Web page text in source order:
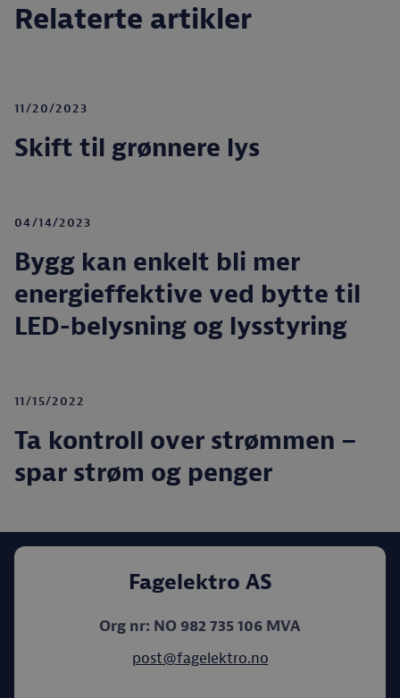
Relaterte artikler
11/20/2023
Skift til grønnere lys
04/14/2023
Bygg kan enkelt bli mer
energieffektive ved bytte til
LED-belysning og lysstyring
11/15/2022
Ta kontroll over strømmen –
spar strøm og penger
Fagelektro AS
Org nr: NO 982 735 106 MVA
post@fagelektro.no